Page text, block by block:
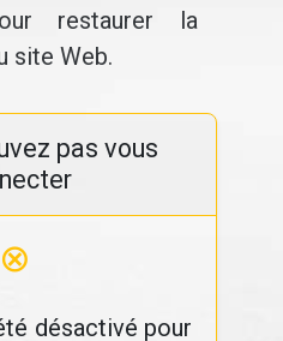
restaurer la
site Web.
pas vous
⊗
désactivé pour